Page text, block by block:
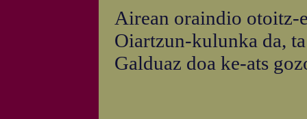
Airean oraindio otoitz-
Oiartzun-kulunka da,
Galduaz doa ke-ats